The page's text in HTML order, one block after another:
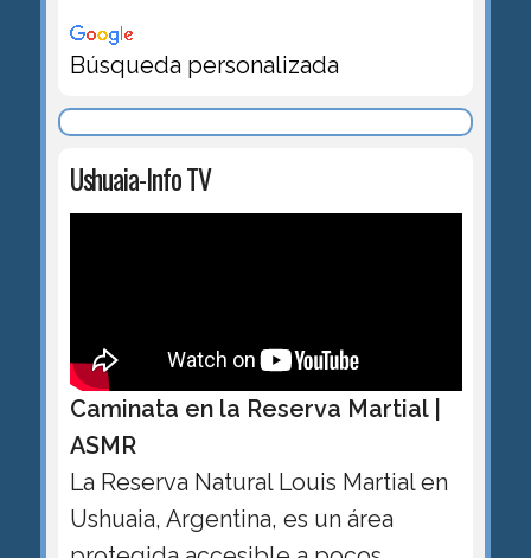
Búsqueda personalizada
Ushuaia-Info TV
Caminata en la Reserva Martial |
ASMR
La Reserva Natural Louis Martial en
Ushuaia, Argentina, es un área